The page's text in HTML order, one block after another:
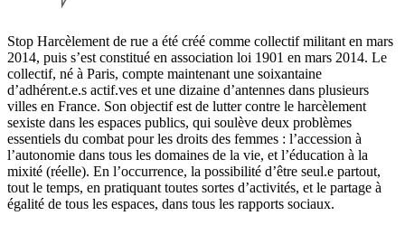
Stop Harcèlement de rue a été créé comme collectif militant en mars
2014, puis s’est constitué en association loi 1901 en mars 2014. Le
collectif, né à Paris, compte maintenant une soixantaine
d’adhérent.e.s actif.ves et une dizaine d’antennes dans plusieurs
villes en France. Son objectif est de lutter contre le harcèlement
sexiste dans les espaces publics, qui soulève deux problèmes
essentiels du combat pour les droits des femmes : l’accession à
l’autonomie dans tous les domaines de la vie, et l’éducation à la
mixité (réelle). En l’occurrence, la possibilité d’être seul.e partout,
tout le temps, en pratiquant toutes sortes d’activités, et le partage à
égalité de tous les espaces, dans tous les rapports sociaux.